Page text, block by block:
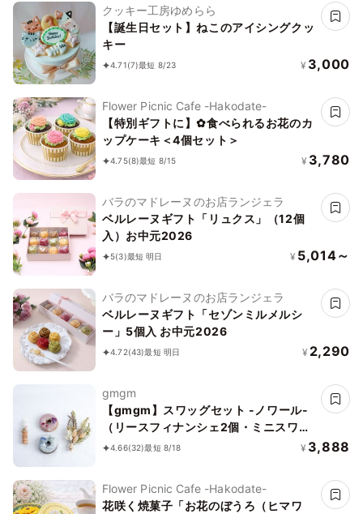
クッキー工房ゆめらら
【誕生日セット】ねこのアイシングクッ
キー
4.71(7)最短 8/23 ¥ 3,000
Flower Picnic Cafe -Hakodate-
【特別ギフトに】✿食べられるお花のカ
ップケーキ＜4個セット＞
4.75(8)最短 8/15 ¥ 3,780
バラのマドレーヌのお店ランジェラ
ベルレーヌギフト「リュクス」（12個
入）お中元2026
5(3)最短 明日 ¥ 5,014～
バラのマドレーヌのお店ランジェラ
ベルレーヌギフト「セゾンミルメルシ
ー」5個入 お中元2026
4.72(43)最短 明日 ¥ 2,290
gmgm
【gmgm】スワッグセット -ノワール-
（リースフィナンシェ2個・ミニスワッ
グ・お花のマグネット）
4.66(32)最短 8/18 ¥ 3,888
Flower Picnic Cafe -Hakodate-
花咲く焼菓子「お花のぼうろ（ヒマワ